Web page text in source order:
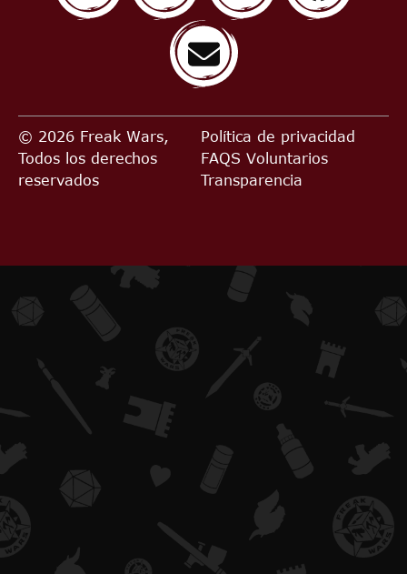
© 2026 Freak Wars,
Todos los derechos
reservados
Política de privacidad
FAQS Voluntarios
Transparencia